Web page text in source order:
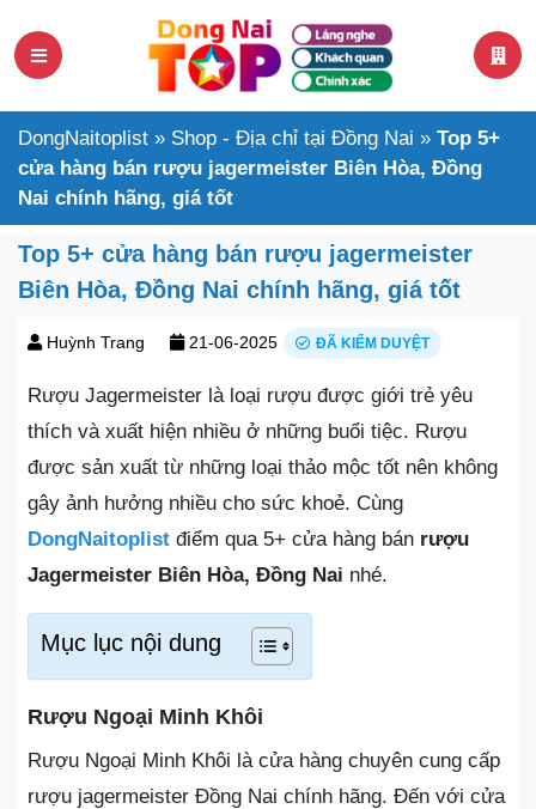
DongNaitoplist » Shop - Địa chỉ tại Đồng Nai » Top 5+
cửa hàng bán rượu jagermeister Biên Hòa, Đồng
Nai chính hãng, giá tốt
Top 5+ cửa hàng bán rượu jagermeister
Biên Hòa, Đồng Nai chính hãng, giá tốt
Huỳnh Trang 21-06-2025 ĐÃ KIỂM DUYỆT
Rượu Jagermeister là loại rượu được giới trẻ yêu
thích và xuất hiện nhiều ở những buổi tiệc. Rượu
được sản xuất từ những loại thảo mộc tốt nên không
gây ảnh hưởng nhiều cho sức khoẻ. Cùng
DongNaitoplist điểm qua 5+ cửa hàng bán rượu
Jagermeister Biên Hòa, Đồng Nai nhé.
Mục lục nội dung
Rượu Ngoại Minh Khôi
Rượu Ngoại Minh Khôi là cửa hàng chuyên cung cấp
rượu jagermeister Đồng Nai chính hãng. Đến với cửa